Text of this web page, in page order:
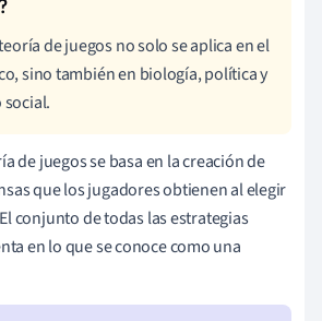
de juegos no solo se aplica en el
sino también en biología, política y
de juegos se basa en la creación de
que los jugadores obtienen al elegir
conjunto de todas las estrategias
en lo que se conoce como una